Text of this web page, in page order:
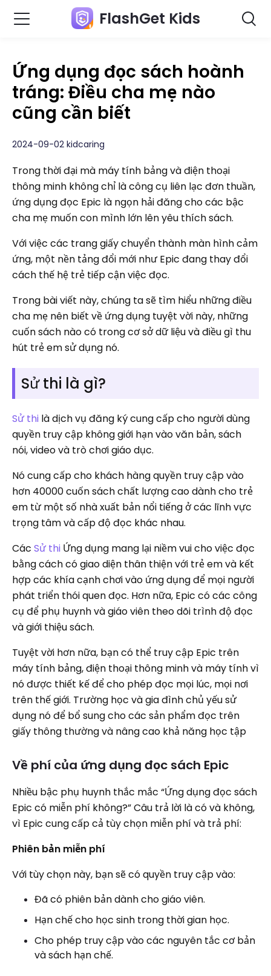
FlashGet Kids
Ứng dụng đọc sách hoành
tráng: Điều cha mẹ nào
cũng cần biết
2024-09-02 kidcaring
Trong thời đại mà máy tính bảng và điện thoại
thông minh không chỉ là công cụ liên lạc đơn thuần,
ứng dụng đọc Epic là ngọn hải đăng cho các bậc
cha mẹ muốn con mình lớn lên yêu thích sách.
Với việc các trang giấy chuyển thành màn hình cảm
ứng, một nền tảng đổi mới như Epic đang thay đổi
cách thế hệ trẻ tiếp cận việc đọc.
Trong bài viết này, chúng ta sẽ tìm hiểu những điều
cha mẹ nên biết về ứng dụng tuyệt vời này, những
cuốn sách nào có trong cơ sở dữ liệu và điều gì thu
hút trẻ em sử dụng nó.
Sử thi là gì?
Sử thi là dịch vụ đăng ký cung cấp cho người dùng
quyền truy cập không giới hạn vào văn bản, sách
nói, video và trò chơi giáo dục.
Nó cung cấp cho khách hàng quyền truy cập vào
hơn 40000 cuốn sách chất lượng cao dành cho trẻ
em từ một số nhà xuất bản nổi tiếng ở các lĩnh vực
trọng tâm và cấp độ đọc khác nhau.
Các Sử thi Ứng dụng mang lại niềm vui cho việc đọc
bằng cách có giao diện thân thiện với trẻ em và kết
hợp các khía cạnh chơi vào ứng dụng để mọi người
phát triển thói quen đọc. Hơn nữa, Epic có các công
cụ để phụ huynh và giáo viên theo dõi trình độ đọc
và giới thiệu sách.
Tuyệt vời hơn nữa, bạn có thể truy cập Epic trên
máy tính bảng, điện thoại thông minh và máy tính vì
nó được thiết kế để cho phép đọc mọi lúc, mọi nơi
trên thế giới. Trường học và gia đình chủ yếu sử
dụng nó để bổ sung cho các sản phẩm đọc trên
giấy thông thường và nâng cao khả năng học tập
Về phí của ứng dụng đọc sách Epic
Nhiều bậc phụ huynh thắc mắc “Ứng dụng đọc sách
Epic có miễn phí không?” Câu trả lời là có và không,
vì Epic cung cấp cả tùy chọn miễn phí và trả phí:
Phiên bản miễn phí
Với tùy chọn này, bạn sẽ có quyền truy cập vào:
Đã có phiên bản dành cho giáo viên.
Hạn chế cho học sinh trong thời gian học.
Cho phép truy cập vào các nguyên tắc cơ bản
và sách hạn chế.